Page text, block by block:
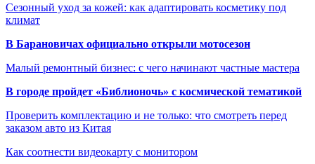
Сезонный уход за кожей: как адаптировать косметику под
климат
В Барановичах официально открыли мотосезон
Малый ремонтный бизнес: с чего начинают частные мастера
В городе пройдет «Библионочь» с космической тематикой
Проверить комплектацию и не только: что смотреть перед
заказом авто из Китая
Как соотнести видеокарту с монитором